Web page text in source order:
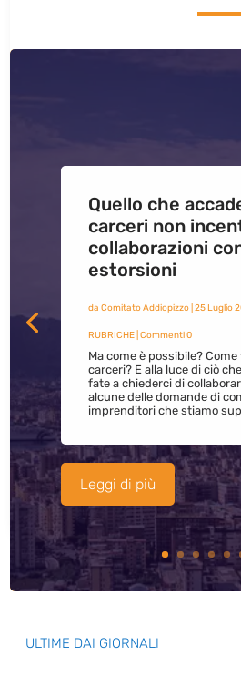
Quello che
carceri non
collaborazioni
estorsioni
da Comitato Addiopizzo| 25 Luglio
RUBRICHE| Commenti 0
Ma come è possibile?
carceri? E alla luce di ciò
fate a chiederci di
alcune delle domande di
imprenditori che stiamo
Leggi di più
ULTIME DAI GIORNALI